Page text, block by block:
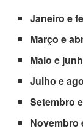
Janeiro e
Março e
Maio e
Julho e
Setembro
Novembro